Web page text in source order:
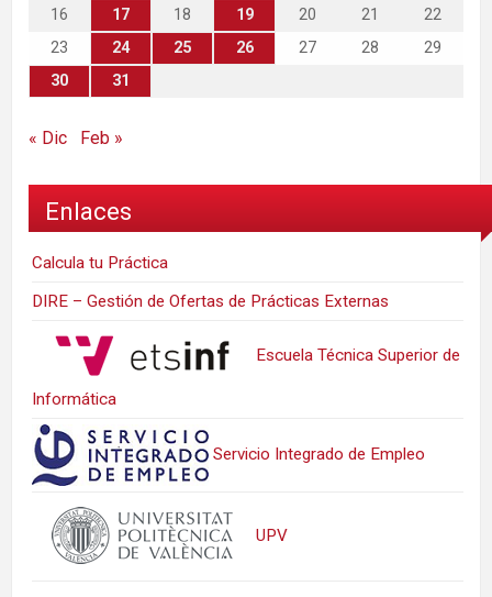
16
17 18 19 20 21
22
23
24 25 26 27 28
29
30
31
« Dic Feb »
Enlaces
Calcula tu Práctica
DIRE – Gestión de Ofertas de Prácticas Externas
Escuela Técnica Superior de
Informática
Servicio Integrado de Empleo
UPV